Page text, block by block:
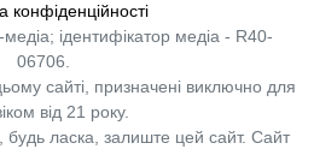
конфіденційності
ідентифікатор медіа - R40-
06706.
сайті, призначені виключно для
від 21 року.
ласка, залиште цей сайт. Сайт